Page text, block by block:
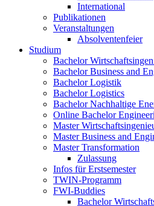
International
Publikationen
Veranstaltungen
Absolventenfeier
Studium
Bachelor
Bachelor Business and
Bachelor Logistik
Bachelor Logistics
Bachelor Nachhaltige
Online Bachelor
Master
Master Business and
Master Transformation
Zulassung
Infos für Erstsemester
TWIN-Programm
FWI-Buddies
Bachelor